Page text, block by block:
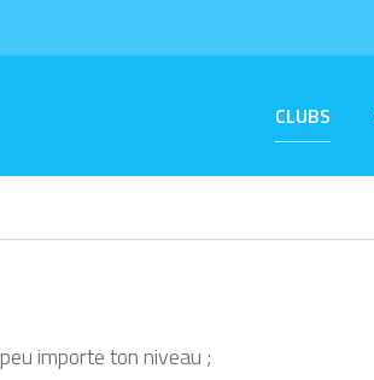
CLUBS
importe ton niveau ;